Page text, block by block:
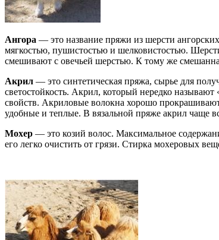
Ангора — это название пряжи из шерсти
мягкостью, пушистостью и шелковистостью.
смешивают с овечьей шерстью. К тому же
Акрил — это синтетическая пряжа, сырье для
светостойкость. Акрил, который нередко
свойств. Акриловые волокна хорошо
удобные и теплые. В вязальной пряже акрил чаще
Мохер — это козий волос. Максимальное
его легко очистить от грязи. Стирка мохеровых